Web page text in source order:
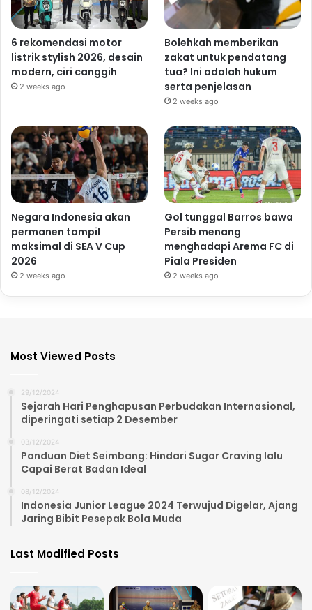
6 rekomendasi motor
listrik stylish 2026, desain
modern, ciri canggih
2 weeks ago
Bolehkah memberikan
zakat untuk pendatang
tua? Ini adalah hukum
serta penjelasan
2 weeks ago
Negara Indonesia akan
permanen tampil
maksimal di SEA V Cup
2026
2 weeks ago
Gol tunggal Barros bawa
Persib menang
menghadapi Arema FC di
Piala Presiden
2 weeks ago
Most Viewed Posts
29/12/2024
Sejarah Hari Penghapusan Perbudakan Internasional,
diperingati setiap 2 Desember
03/12/2024
Panduan Diet Seimbang: Hindari Sugar Craving lalu
Capai Berat Badan Ideal
08/12/2024
Indonesia Junior League 2024 Terwujud Digelar, Ajang
Jaring Bibit Pesepak Bola Muda
Last Modified Posts